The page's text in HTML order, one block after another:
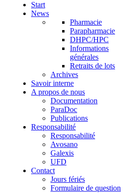
Start
News
Pharmacie
Parapharmacie
DHPC/HPC
Informations
générales
Retraits de lots
Archives
Savoir interne
A propos de nous
Documentation
ParaDoc
Publications
Responsabilité
Responsabilité
Avosano
Galexis
UFD
Contact
Jours fériés
Formulaire de question